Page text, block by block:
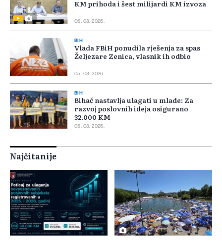
KM prihoda i šest milijardi KM izvoza
06. 08. 2026.
BIH
Vlada FBiH ponudila rješenja za spas
Željezare Zenica, vlasnik ih odbio
05. 08. 2026.
BIH
Bihać nastavlja ulagati u mlade: Za
razvoj poslovnih ideja osigurano
32.000 KM
05. 08. 2026.
Najčitanije